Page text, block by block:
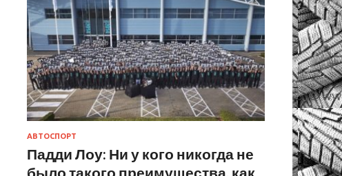
АВТОСПОРТ
Падди Лоу: Ни у кого никогда не
было такого преимущества, как